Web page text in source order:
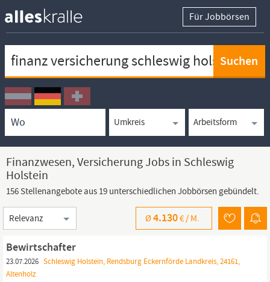
Für Jobbörsen
Ortssuche
Umkreissuche
Arbeitsform
Finanzwesen, Versicherung Jobs in Schleswig
Holstein
156 Stellenangebote aus 19 unterschiedlichen Jobbörsen gebündelt.
Sortierung
Ø4.130€ / M.
Bewirtschafter
23.07.2026 Schleswig Holstein, Rendsburg Eckernförde Landkreis, 24161,
Altenholz